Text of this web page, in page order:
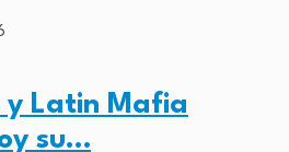
y Latin Mafia
su…